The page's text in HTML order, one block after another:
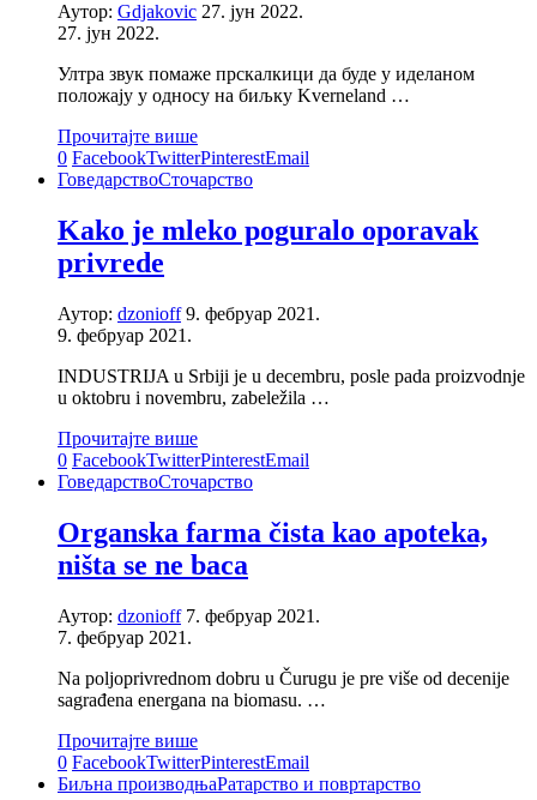
Аутор: Gdjakovic 27. јун 2022.
27. јун 2022.
Ултра звук помаже прскалкици да буде у иделаном
положају у односу на биљку Kverneland …
Прочитајте више
0 FacebookTwitterPinterestEmail
ГоведарствоСточарство
Kako je mleko poguralo oporavak
privrede
Аутор: dzonioff 9. фебруар 2021.
9. фебруар 2021.
INDUSTRIJA u Srbiji je u decembru, posle pada proizvodnje
u oktobru i novembru, zabeležila …
Прочитајте више
0 FacebookTwitterPinterestEmail
ГоведарствоСточарство
Organska farma čista kao apoteka,
ništa se ne baca
Аутор: dzonioff 7. фебруар 2021.
7. фебруар 2021.
Na poljoprivrednom dobru u Čurugu je pre više od decenije
sagrađena energana na biomasu. …
Прочитајте више
0 FacebookTwitterPinterestEmail
Биљна производњаРатарство и повртарство